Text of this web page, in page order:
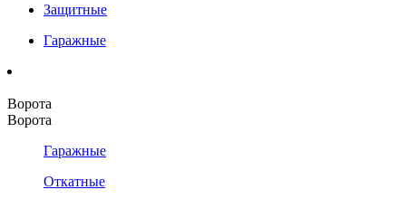
Защитные
Гаражные
Ворота
Ворота
Гаражные
Откатные